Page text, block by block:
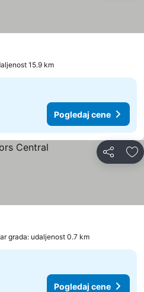
15.9 km
Pogledaj cene
Deli
grada: udaljenost 0.7 km
Pogledaj cene